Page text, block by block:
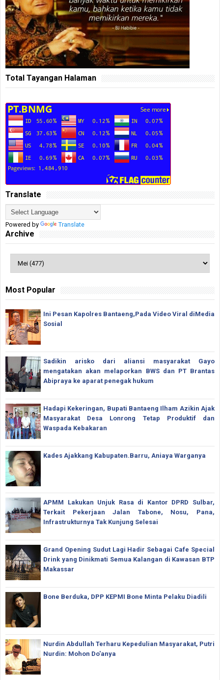
Total Tayangan Halaman
Translate
Powered by Translate
Archive
Most Popular
Ini Pesan Kapolres Bantaeng,Pada Video Viral diMedia
Sosial
Sadikin arisko dari aliansi masyarakat Gayo
mengatakan akan melaporkan BWS dan PT Brantas
Abipraya ke aparat penegak hukum
Hadapi Kekeringan, Bupati Bantaeng Ilham Azikin Ajak
Masyarakat Desa Lonrong Tetap Produktif dan
Waspada Kebakaran
Kades Ajakkang Kabupaten.Barru, Aniaya Warganya
APMM Lakukan Unjuk Rasa di Kantor DPRD Sulbar,
Terkait Pekerjaan Jalan Tabone, Nosu, Pana,
Infrastrukturnya Tak Kunjung Selesai
Grand Opening Sudut Lagi Hadir Sebagai Cafe Special
Drink yang Dinikmati Semua Kalangan di Kawasan BTP
Makassar
Bone Berduka, DPP KEPMI Bone Minta Pelaku Diadili
Nurdin Abdullah Terharu Kepedulian Masyarakat, Putri
Nurdin: Mohon Do'anya